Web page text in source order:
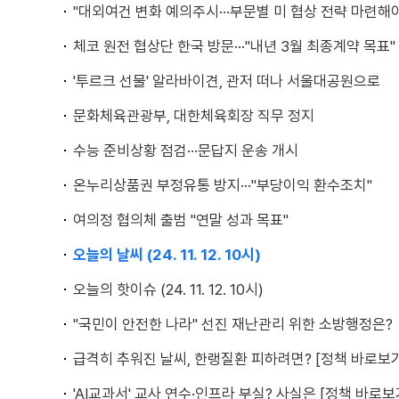
"대외여건 변화 예의주시···부문별 미 협상 전략 마련해
체코 원전 협상단 한국 방문···"내년 3월 최종계약 목표"
'투르크 선물' 알라바이견, 관저 떠나 서울대공원으로
문화체육관광부, 대한체육회장 직무 정지
수능 준비상황 점검···문답지 운송 개시
온누리상품권 부정유통 방지···"부당이익 환수조치"
여의정 협의체 출범 "연말 성과 목표"
오늘의 날씨 (24. 11. 12. 10시)
오늘의 핫이슈 (24. 11. 12. 10시)
"국민이 안전한 나라" 선진 재난관리 위한 소방행정은?
급격히 추워진 날씨, 한랭질환 피하려면? [정책 바로보
'AI교과서' 교사 연수·인프라 부실? 사실은 [정책 바로보